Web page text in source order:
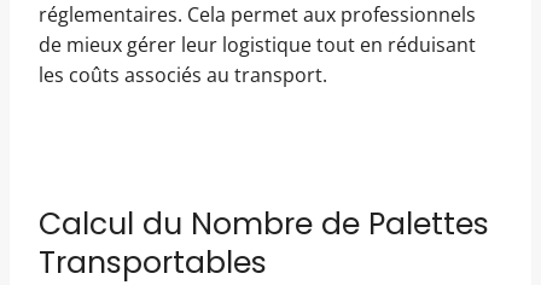
réglementaires. Cela permet aux professionnels
de mieux gérer leur logistique tout en réduisant
les coûts associés au transport.
Calcul du Nombre de Palettes
Transportables